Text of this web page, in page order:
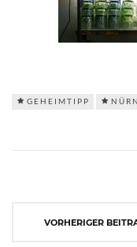
GEHEIMTIPP
VORHERIGER